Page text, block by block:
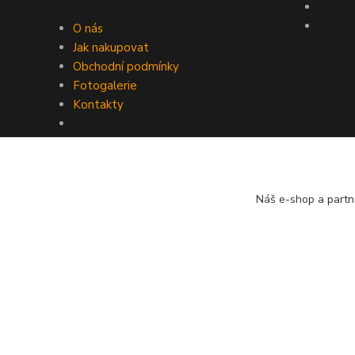
O nás
Jak nakupovat
Obchodní podmínky
Fotogalerie
Kontakty
Náš e-shop a